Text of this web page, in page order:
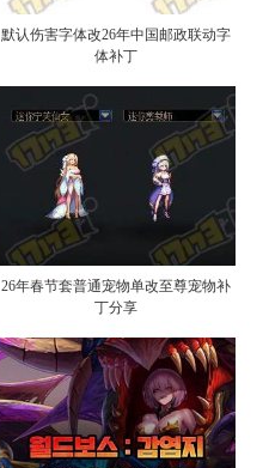
默认伤害字体改26年中国邮政联动字
体补丁
26年春节套普通宠物单改至尊宠物补
丁分享